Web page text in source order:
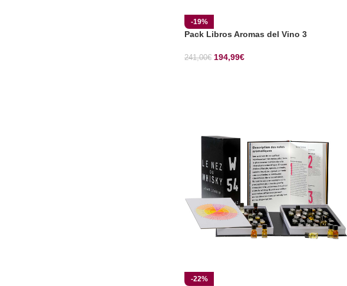
-19%
Pack Libros Aromas del Vino 3
241,00€ 194,99€
-22%